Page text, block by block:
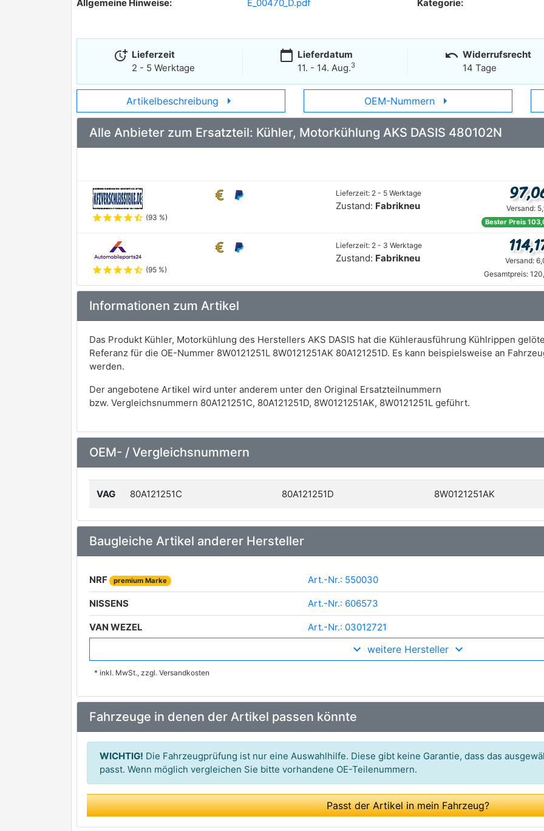
Allgemeine Hinweise:
E_00470_D.pdf Kategorie:
more_time Lieferzeit
2 - 5 Werktage
calendar_today Lieferdatum
11. - 14. Aug.3
undo Widerrufsrecht
14 Tage
Artikelbeschreibung arrow_right OEM-Nummern arrow_right
Alle Anbieter zum Ersatzteil: Kühler, Motorkühlung AKS DASIS 480102N
starstarstarstarstar_half (93 %)
Lieferzeit: 2 - 5 Werktage
Zustand: Fabrikneu Versand:
Bester Preis
starstarstarstarstar_half (95 %)
Lieferzeit: 2 - 3 Werktage
Zustand: Fabrikneu Versand:
Gesamtpreis:
Informationen zum Artikel
Das Produkt Kühler, Motorkühlung des Herstellers AKS DASIS hat die Kühlerausführung Kühlrippen
Referanz für die OE-Nummer 8W0121251L 8W0121251AK 80A121251D. Es kann beispielsweise an
werden.
Der angebotene Artikel wird unter anderem unter den Original Ersatzteilnummern
bzw. Vergleichsnummern 80A121251C, 80A121251D, 8W0121251AK, 8W0121251L geführt.
OEM- / Vergleichsnummern
VAG 80A121251C 80A121251D 8W0121251AK
Baugleiche Artikel anderer Hersteller
NRF premium Marke Art.-Nr.: 550030
NISSENS Art.-Nr.: 606573
VAN WEZEL Art.-Nr.: 03012721
Art.-Nr.: DRM02043
AVA Clever Choice premium Marke
AKS DASIS Art.-Nr.: 9001816
JDEUS Art.-Nr.: M-0010720
MAHLE Art.-Nr.: 70824548
weitere Hersteller
* inkl. MwSt., zzgl. Versandkosten
Fahrzeuge in denen der Artikel passen könnte
WICHTIG! Die Fahrzeugprüfung ist nur eine Auswahlhilfe. Diese gibt keine Garantie, dass das
passt. Wenn möglich vergleichen Sie bitte vorhandene OE-Teilenummern.
Passt der Artikel in mein Fahrzeug?